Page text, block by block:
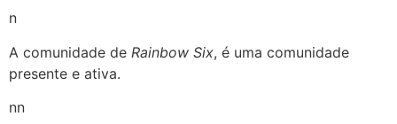
n
A comunidade de Rainbow Six, é uma comunidade
presente e ativa.
nn